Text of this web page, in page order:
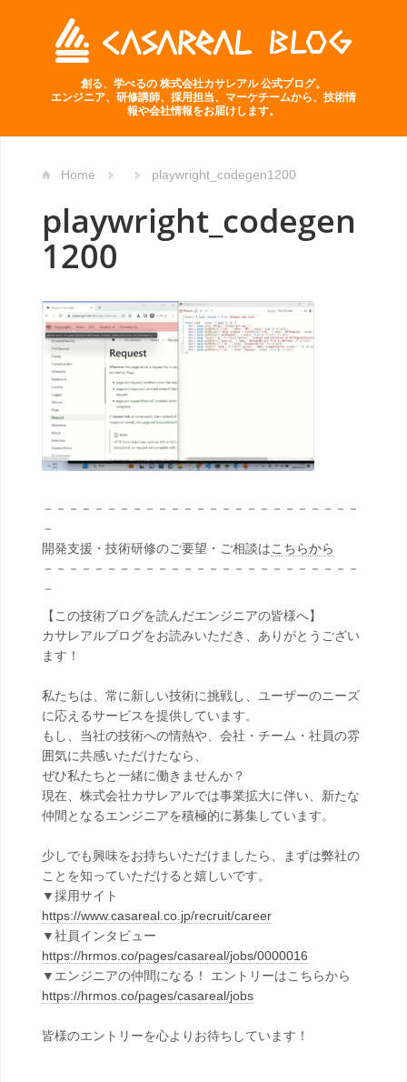
創る、学べるの 株式会社カサレアル 公式ブログ。
エンジニア、研修講師、採用担当、マーケチームから、技術情
報や会社情報をお届けします。
Home playwright_codegen1200
playwright_codegen
1200
－－－－－－－－－－－－－－－－－－－－－－－－－
－
開発支援・技術研修のご要望・ご相談はこちらから
－－－－－－－－－－－－－－－－－－－－－－－－－
－
【この技術ブログを読んだエンジニアの皆様へ】
カサレアルブログをお読みいただき、ありがとうござい
ます！
私たちは、常に新しい技術に挑戦し、ユーザーのニーズ
に応えるサービスを提供しています。
もし、当社の技術への情熱や、会社・チーム・社員の雰
囲気に共感いただけたなら、
ぜひ私たちと一緒に働きませんか？
現在、株式会社カサレアルでは事業拡大に伴い、新たな
仲間となるエンジニアを積極的に募集しています。
少しでも興味をお持ちいただけましたら、まずは弊社の
ことを知っていただけると嬉しいです。
▼採用サイト
https://www.casareal.co.jp/recruit/career
▼社員インタビュー
https://hrmos.co/pages/casareal/jobs/0000016
▼エンジニアの仲間になる！ エントリーはこちらから
https://hrmos.co/pages/casareal/jobs
皆様のエントリーを心よりお待ちしています！